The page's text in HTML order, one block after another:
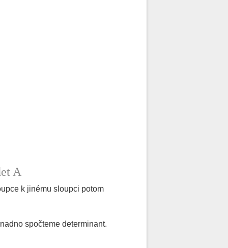
A
k jinému sloupci potom
spočteme determinant.